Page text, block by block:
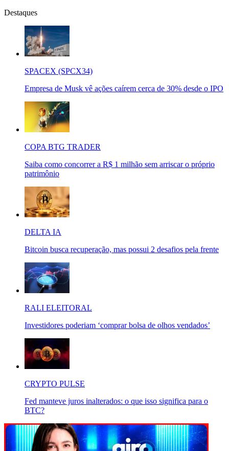
Destaques
SPACEX (SPCX34)
Empresa de Musk vê ações caírem cerca de 30% desde o IPO
COPA BTG TRADER
Saiba como concorrer a R$ 1 milhão sem arriscar o próprio
patrimônio
DELTA IA
Bitcoin busca recuperação, mas possui 2 desafios pela frente
RALI ELEITORAL
Investidores poderiam ‘comprar bolsa de olhos vendados’
CRYPTO PULSE
Fed manteve juros inalterados: o que isso significa para o
BTC?